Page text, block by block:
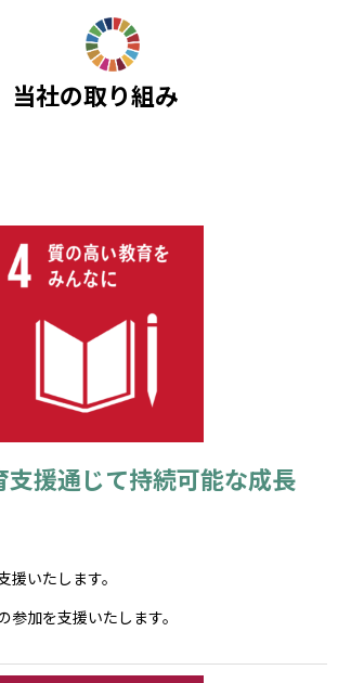
当社の取り組み
支援通じて持続可能な成長
援いたします。
参加を支援いたします。